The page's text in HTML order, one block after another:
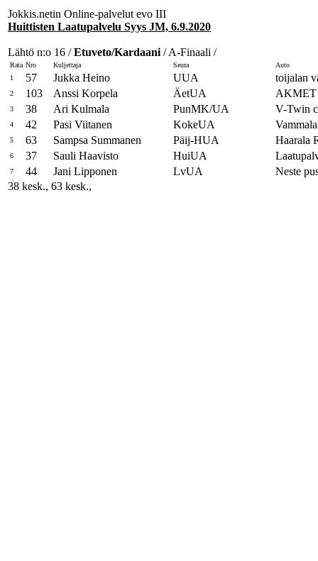
Jokkis.netin Online-palvelut evo III
Huittisten Laatupalvelu Syys JM, 6.9.2020
Lähtö n:o 16 /Etuveto/Kardaani / A-Finaali /
Rata Nro Kuljettaja Seura
Auto
1
57 Jukka Heino UUA toijalan
2 103 Anssi Korpela ÄetUA AKMET
3 38 Ari Kulmala PunMK/UA V-Twin
4 42 Pasi Viitanen KokeUA
5 63 Sampsa Summanen Päij-HUA Haarala
6 37 Sauli Haavisto HuiUA
7 44 Jani Lipponen LvUA
Neste
38 kesk., 63 kesk.,